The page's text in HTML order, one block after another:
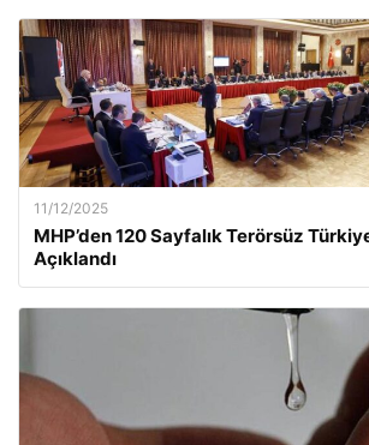
11/12/2025
MHP’den 120 Sayfalık Terörsüz
Açıklandı